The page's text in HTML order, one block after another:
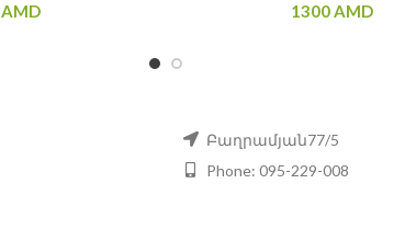
AMD 1300AMD
Բաղրամյան77/5
Phone: 095-229-008